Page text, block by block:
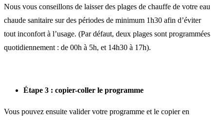
Nous vous conseillons de laisser des plages de chauffe de votre eau
chaude sanitaire sur des périodes de minimum 1h30 afin d’éviter
tout inconfort à l’usage. (Par défaut, deux plages sont programmées
quotidiennement : de 00h à 5h, et 14h30 à 17h).
Étape 3 : copier-coller le programme
Vous pouvez ensuite valider votre programme et le copier en